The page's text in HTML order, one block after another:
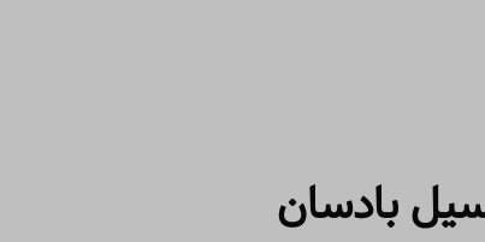
بادسان